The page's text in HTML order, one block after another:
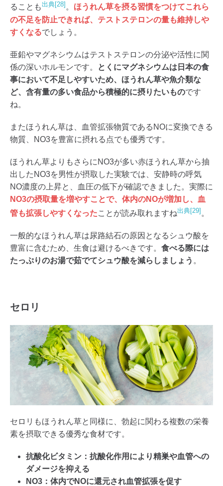
ることも出典[28] 。 ほうれん草を摂る習慣をつけてこれら
の不足を防止できれば、テストステロンの量も維持しや
すくなるでしょう。
亜鉛やマグネシウムはテストステロンの分泌や活性に関
係の深いホルモンです。
とくにマグネシウムは日本の食
事において不足しやすいため、ほうれん草や魚介類な
ど、含有量の多い食品から積極的に摂りたいものです
ね。
またほうれん草は、血管拡張物質であるNOに変換できる
物質、NO3を豊富に摂れる点でも優秀です。
ほうれん草よりもさらにNO3が多い赤ほうれん草から抽
出したNO3を男性が摂取した実験では、安静時の呼気
NO濃度の上昇と、血圧の低下が確認できました。実際に
NO3の摂取量を増やすことで、体内のNOが増加し、血
管も拡張しやすくなったことが読み取れますね出典[29] 。
一般的なほうれん草は尿路結石の原因となるシュウ酸を
豊富に含むため、生食は避けるべきです。 食べる際には
たっぷりのお湯で茹でてシュウ酸を減らしましょう 。
セロリ
セロリもほうれん草と同様に、勃起に関わる複数の栄養
素を摂取できる優秀な食材です。
抗酸化ビタミン：抗酸化作用により精巣や血管への
ダメージを抑える
NO3：体内でNOに還元され血管拡張を促す